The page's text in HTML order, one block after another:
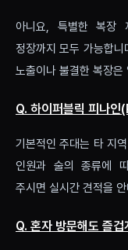
아니요, 특별한 복장
정장까지 모두 가능합
노출이나 불결한 복장
Q. 하이퍼블릭 피나
기본적인 주대는 타 지
인원과 술의 종류에
주시면 실시간 견적을
Q. 혼자 방문해도 즐